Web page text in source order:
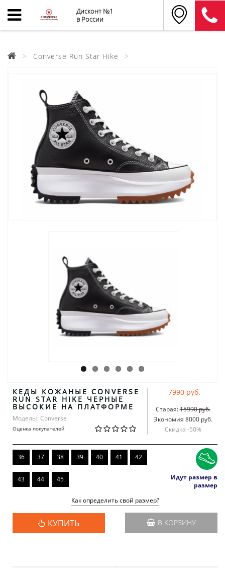
Дисконт №1
в России
Converse Run Star Hike
КЕДЫ КОЖАНЫЕ CONVERSE
RUN STAR HIKE ЧЕРНЫЕ
ВЫСОКИЕ НА ПЛАТФОРМЕ
Модель:: Converse
Оценка покупателей
7990 руб.
Старая:15990 руб.
Экономия 8000 руб.
Скидка -50%
36 37 38 39 40 41 42
43 44 45
Идут размер в
размер
Как определить свой размер?
КУПИТЬ В КОРЗИНУ